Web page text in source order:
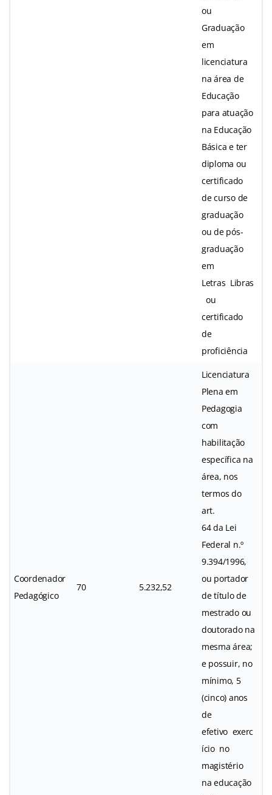
ou
Graduação
em
licenciatura
na área de
Educação
para atuação
na Educação
Básica e ter
diploma ou
certificado
de curso de
graduação
ou de pós-
graduação
em
Letras Libras
ou
certificado
de
proficiência
Coordenador
Pedagógico
70 5.232,52
Licenciatura
Plena em
Pedagogia
com
habilitação
específica na
área, nos
termos do
art.
64 da Lei
Federal n.º
9.394/1996,
ou portador
de título de
mestrado ou
doutorado na
mesma área;
e possuir, no
mínimo, 5
(cinco) anos
de
efetivo exerc
ício no
magistério
na educação